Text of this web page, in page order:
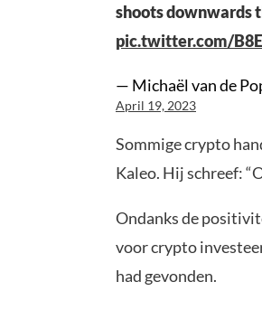
shoots downwards
pic.twitter.com/
— Michaël van de
April 19, 2023
Sommige crypto
Kaleo. Hij schreef:
Ondanks de
voor crypto
had gevonden.